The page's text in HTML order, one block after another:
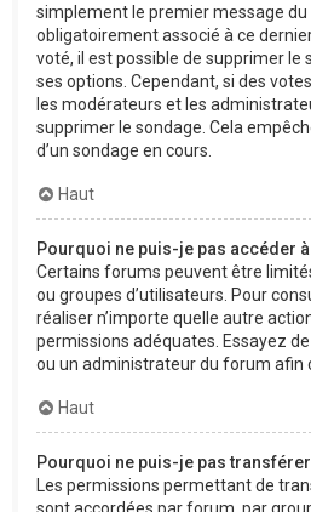
simplement le premier message
obligatoirement associé à ce
voté, il est possible de supprimer le
ses options. Cependant, si des
les modérateurs et les
supprimer le sondage. Cela
d’un sondage en cours.
Haut
Pourquoi ne puis-je pas accéder
Certains forums peuvent être
ou groupes d’utilisateurs. Pour
réaliser n’importe quelle autre
permissions adéquates. Essayez
ou un administrateur du forum afin
Haut
Pourquoi ne puis-je pas
Les permissions permettant de
sont accordées par forum, par